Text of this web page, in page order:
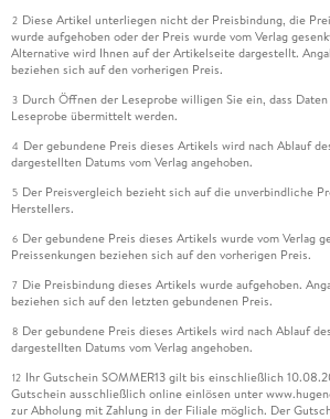
2 Diese Artikel unterliegen nicht der Preisbindung, die
wurde aufgehoben oder der Preis wurde vom Verlag
Alternative wird Ihnen auf der Artikelseite dargestellt.
beziehen sich auf den vorherigen Preis.
3 Durch Öffnen der Leseprobe willigen Sie ein, dass
Leseprobe übermittelt werden.
4 Der gebundene Preis dieses Artikels wird nach Ablauf
dargestellten Datums vom Verlag angehoben.
5 Der Preisvergleich bezieht sich auf die unverbindliche
Herstellers.
6 Der gebundene Preis dieses Artikels wurde vom Verlag
Preissenkungen beziehen sich auf den vorherigen Preis.
7 Die Preisbindung dieses Artikels wurde aufgehoben.
beziehen sich auf den letzten gebundenen Preis.
8 Der gebundene Preis dieses Artikels wird nach Ablauf
dargestellten Datums vom Verlag angehoben.
12 Ihr Gutschein SOMMER13 gilt bis einschließlich
Gutschein ausschließlich online einlösen unter
zur Abholung mit Zahlung in der Filiale möglich. Der